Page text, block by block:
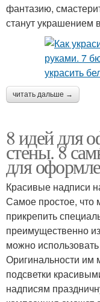
фантазию,
станут украшением
читать дальше →
8 идей для
стены. 8
для
Красивые надписи
Самое простое, что
прикрепить
преимущественно
можно
Оригинальности
подсветки
надписям